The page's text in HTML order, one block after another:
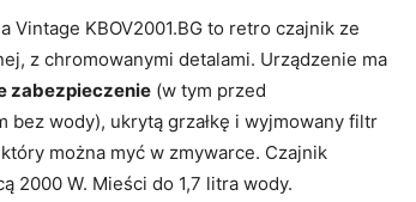
Vintage KBOV2001.BG to retro czajnik ze
z chromowanymi detalami. Urządzenie ma
zabezpieczenie (w tym przed
bez wody), ukrytą grzałkę i wyjmowany filtr
można myć w zmywarce. Czajnik
2000 W. Mieści do 1,7 litra wody.